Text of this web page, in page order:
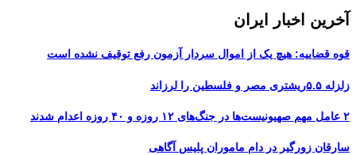
آخرین اخبار ایران
قوه قضاییه: هیچ یک از اموال سردار آزمون رفع توقیف نشده است
زلزله ۵.۵ریشتری مصر و فلسطین را لرزاند
۲ عامل مهم صهیونیست‌ها در جنگ‌های ۱۲ روزه و ۴۰ روزه اعدام شدند
سارقان زورگیر در دام ماموران پلیس آگاهی